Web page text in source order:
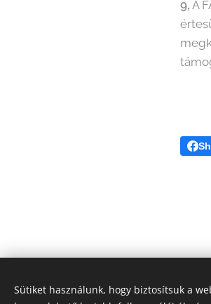
9, A
Sütiket használunk, hogy biztosítsuk a